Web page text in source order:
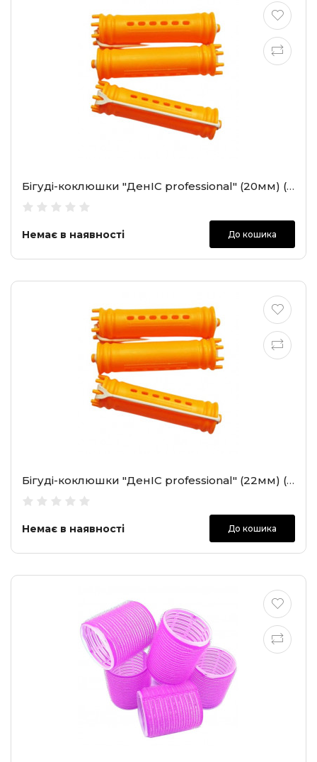
Бігуді-коклюшки "ДенІС professional" (20мм) (2105)
Немає в наявності До кошика
Бігуді-коклюшки "ДенІС professional" (22мм) (2106)
Немає в наявності До кошика